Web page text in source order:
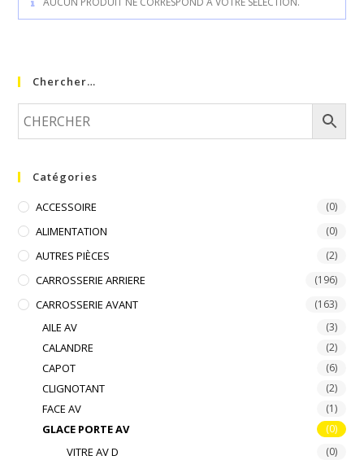
Chercher…
Catégories
ACCESSOIRE (0)
ALIMENTATION (0)
AUTRES PIÈCES (2)
CARROSSERIE ARRIERE (196)
CARROSSERIE AVANT (163)
AILE AV (3)
CALANDRE (2)
CAPOT (6)
CLIGNOTANT (2)
FACE AV (1)
GLACE PORTE AV (0)
VITRE AV D (0)